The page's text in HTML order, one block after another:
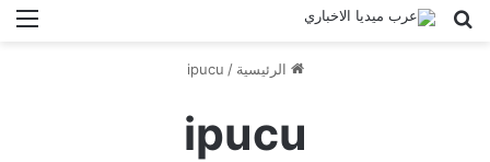
بحث عن
الرئيسية /
ipucu
ipucu